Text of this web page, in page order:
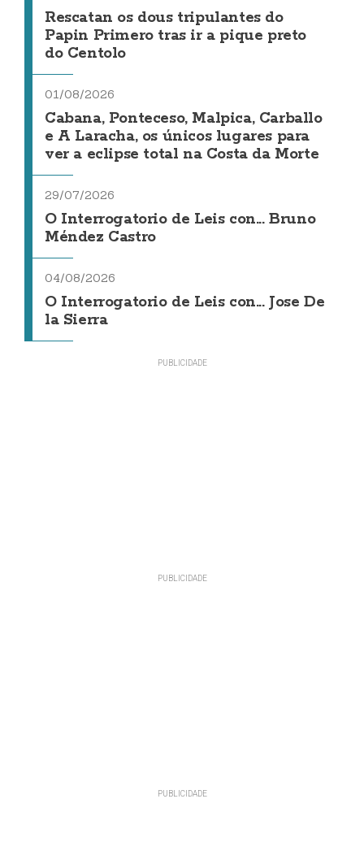
Rescatan os dous tripulantes do
Papin Primero tras ir a pique preto
do Centolo
01/08/2026
Cabana, Ponteceso, Malpica, Carballo
e A Laracha, os únicos lugares para
ver a eclipse total na Costa da Morte
29/07/2026
O Interrogatorio de Leis con... Bruno
Méndez Castro
04/08/2026
O Interrogatorio de Leis con... Jose De
la Sierra